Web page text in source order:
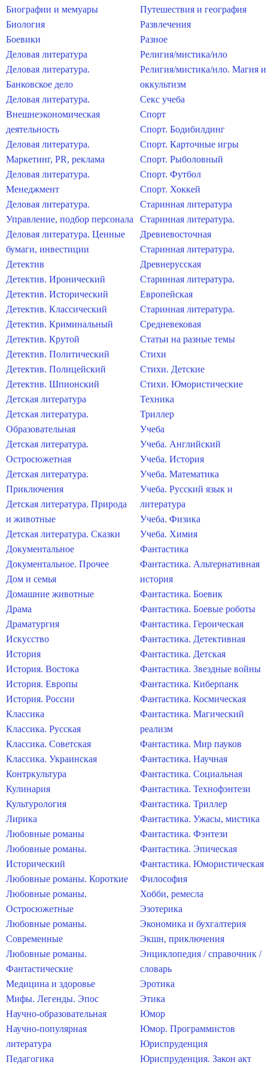
Биографии и мемуары
Биология
Боевики
Деловая литература
Деловая литература.
Банковское дело
Деловая литература.
Внешнеэкономическая
деятельность
Деловая литература.
Маркетинг, PR, реклама
Деловая литература.
Менеджмент
Деловая литература.
Управление, подбор персонала
Деловая литература. Ценные
бумаги, инвестиции
Детектив
Детектив. Иронический
Детектив. Исторический
Детектив. Классический
Детектив. Криминальный
Детектив. Крутой
Детектив. Политический
Детектив. Полицейский
Детектив. Шпионский
Детская литература
Детская литература.
Образовательная
Детская литература.
Остросюжетная
Детская литература.
Приключения
Детская литература. Природа
и животные
Детская литература. Сказки
Документальное
Документальное. Прочее
Дом и семья
Домашние животные
Драма
Драматургия
Искусство
История
История. Востока
История. Европы
История. России
Классика
Классика. Русская
Классика. Советская
Классика. Украинская
Контркультура
Кулинария
Культурология
Лирика
Любовные романы
Любовные романы.
Исторический
Любовные романы. Короткие
Любовные романы.
Остросюжетные
Любовные романы.
Современные
Любовные романы.
Фантастические
Медицина и здоровье
Мифы. Легенды. Эпос
Научно-образовательная
Научно-популярная
литература
Педагогика
Путешествия и география
Развлечения
Разное
Религия/мистика/нло
Религия/мистика/нло. Магия и
оккультизм
Секс учеба
Спорт
Спорт. Бодибилдинг
Спорт. Карточные игры
Спорт. Рыболовный
Спорт. Футбол
Спорт. Хоккей
Старинная литература
Старинная литература.
Древневосточная
Старинная литература.
Древнерусская
Старинная литература.
Европейская
Старинная литература.
Средневековая
Статьи на разные темы
Стихи
Стихи. Детские
Стихи. Юмористические
Техника
Триллер
Учеба
Учеба. Английский
Учеба. История
Учеба. Математика
Учеба. Русский язык и
литература
Учеба. Физика
Учеба. Химия
Фантастика
Фантастика. Альтернативная
история
Фантастика. Боевик
Фантастика. Боевые роботы
Фантастика. Героическая
Фантастика. Детективная
Фантастика. Детская
Фантастика. Звездные войны
Фантастика. Киберпанк
Фантастика. Космическая
Фантастика. Магический
реализм
Фантастика. Мир пауков
Фантастика. Научная
Фантастика. Социальная
Фантастика. Технофэнтези
Фантастика. Триллер
Фантастика. Ужасы, мистика
Фантастика. Фэнтези
Фантастика. Эпическая
Фантастика. Юмористическая
Философия
Хобби, ремесла
Эзотерика
Экономика и бухгалтерия
Экшн, приключения
Энциклопедия / справочник /
словарь
Эротика
Этика
Юмор
Юмор. Программистов
Юриспруденция
Юриспруденция. Закон акт